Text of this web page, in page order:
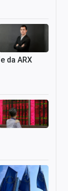
da ARX